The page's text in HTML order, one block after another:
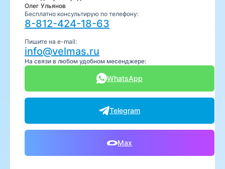
Олег Ульянов
Бесплатно консультирую по телефону:
8-812-424-18-63
Пишите на e-mail:
info@velmas.ru
На связи в любом удобном месенджере:
WhatsApp
Telegram
Max